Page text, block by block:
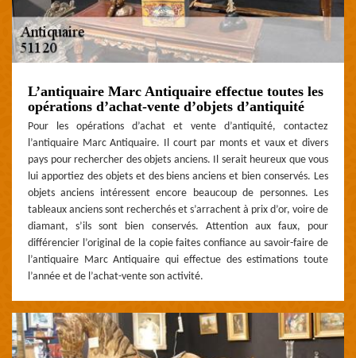
L’antiquaire Marc Antiquaire effectue toutes les
opérations d’achat-vente d’objets d’antiquité
Pour les opérations d’achat et vente d’antiquité, contactez
l’antiquaire Marc Antiquaire. Il court par monts et vaux et divers
pays pour rechercher des objets anciens. Il serait heureux que vous
lui apportiez des objets et des biens anciens et bien conservés. Les
objets anciens intéressent encore beaucoup de personnes. Les
tableaux anciens sont recherchés et s’arrachent à prix d’or, voire de
diamant, s’ils sont bien conservés. Attention aux faux, pour
différencier l’original de la copie faites confiance au savoir-faire de
l’antiquaire Marc Antiquaire qui effectue des estimations toute
l’année et de l’achat-vente son activité.